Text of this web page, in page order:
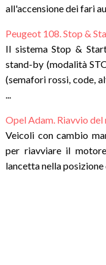
all'accensione dei fari
Peugeot 108. Stop &
Il sistema Stop &
stand-by (modalità
(semafori rossi, code,
...
Opel Adam. Riavvio
Veicoli con cambio
per riavviare il
lancetta nella posizione